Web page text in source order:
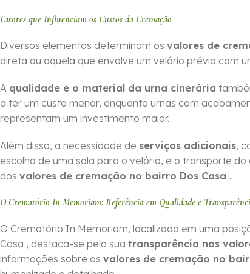
Fatores que Influenciam os Custos da Cremação
Diversos elementos determinam os valores de
direta ou aquela que envolve um velório prévio com
A qualidade e o material da urna cinerária
a ter um custo menor, enquanto urnas com
representam um investimento maior.
Além disso, a necessidade de serviços adicionais,
escolha de uma sala para o velório, e o transporte
dos valores de cremação no bairro Dos Casa .
O Crematório In Memoriam: Referência em Qualidade e
O Crematório In Memoriam, localizado em uma
Casa , destaca-se pela sua transparência nos
informações sobre os valores de cremação no